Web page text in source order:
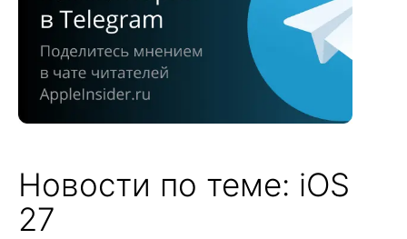
Новости по теме: iOS
27